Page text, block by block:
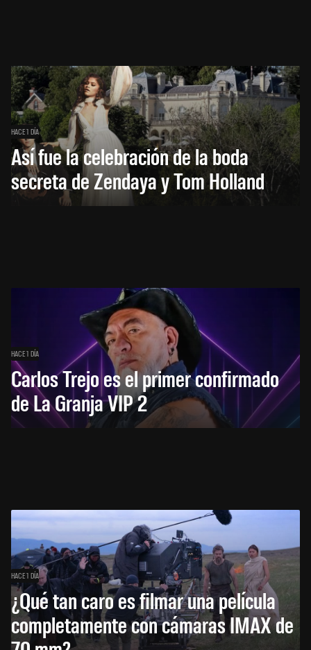
HACE 1 DÍA
Así fue la celebración de la boda
secreta de Zendaya y Tom Holland
HACE 1 DÍA
Carlos Trejo es el primer confirmado
de La Granja VIP 2
HACE 1 DÍA
¿Qué tan caro es filmar una película
completamente con cámaras IMAX de